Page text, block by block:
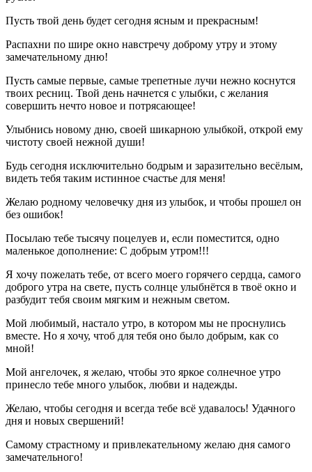
Пусть твой день будет сегодня ясным и прекрасным!
Распахни по шире окно навстречу доброму утру и этому
замечательному дню!
Пусть самые первые, самые трепетные лучи нежно коснутся
твоих ресниц. Твой день начнется с улыбки, с желания
совершить нечто новое и потрясающее!
Улыбнись новому дню, своей шикарною улыбкой, открой ему
чистоту своей нежной души!
Будь сегодня исключительно бодрым и заразительно весёлым,
видеть тебя таким истинное счастье для меня!
Желаю родному человечку дня из улыбок, и чтобы прошел он
без ошибок!
Посылаю тебе тысячу поцелуев и, если поместится, одно
маленькое дополнение: С добрым утром!!!
Я хочу пожелать тебе, от всего моего горячего сердца, самого
доброго утра на свете, пусть солнце улыбнётся в твоё окно и
разбудит тебя своим мягким и нежным светом.
Мой любимый, настало утро, в котором мы не проснулись
вместе. Но я хочу, чтоб для тебя оно было добрым, как со
мной!
Мой ангелочек, я желаю, чтобы это яркое солнечное утро
принесло тебе много улыбок, любви и надежды.
Желаю, чтобы сегодня и всегда тебе всё удавалось! Удачного
дня и новых свершений!
Самому страстному и привлекательному желаю дня самого
замечательного!